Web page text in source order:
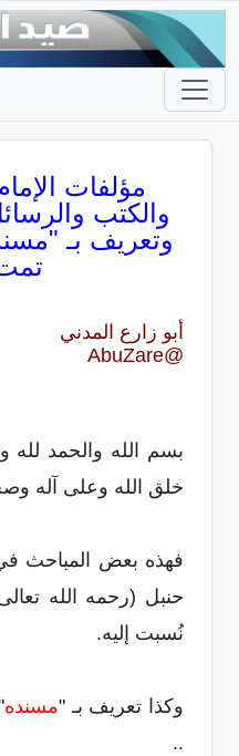
مؤلفات
والكتب
وتعريف بـ
أبو زارع المدني
‏@AbuZare
بسم الله والحمد لله
خلق الله وعلى آله
فهذه بعض المباحث
حنبل (رحمه الله
نُسبت إليه.
وكذا تعريف بـ "مسنده
..